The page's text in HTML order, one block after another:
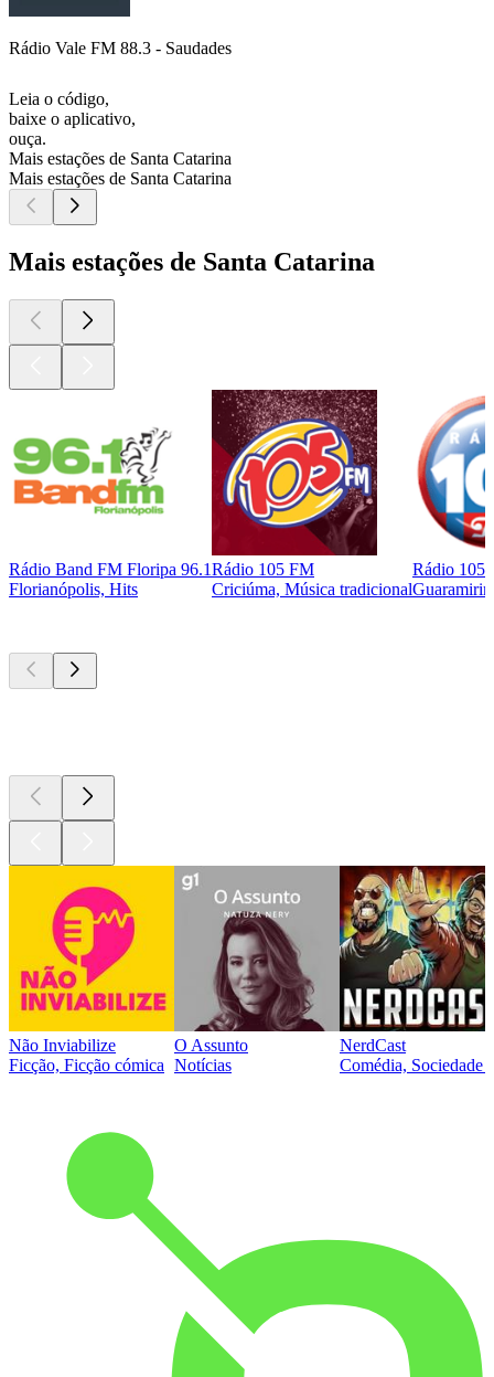
Rádio Vale FM 88.3 - Saudades
Leia o código,
baixe o aplicativo,
ouça.
Mais estações de Santa Catarina
Mais estações de Santa Catarina
Mais estações de Santa Catarina
Rádio Band FM Floripa 96.1
Florianópolis, Hits
Rádio 105 FM
Criciúma, Música tradicional
Rádio 105
Não Inviabilize
Ficção, Ficção cómica
O Assunto
Notícias
NerdCast
Comédia, Sociedade